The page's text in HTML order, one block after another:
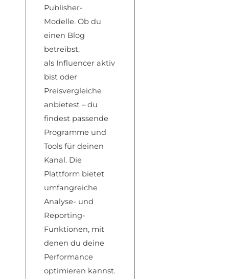
Publisher-
Modelle. Ob du
einen Blog
betreibst,
als Influencer aktiv
bist oder
Preisvergleiche
anbietest – du
findest passende
Programme und
Tools für deinen
Kanal. Die
Plattform bietet
umfangreiche
Analyse- und
Reporting-
Funktionen, mit
denen du deine
Performance
optimieren kannst.